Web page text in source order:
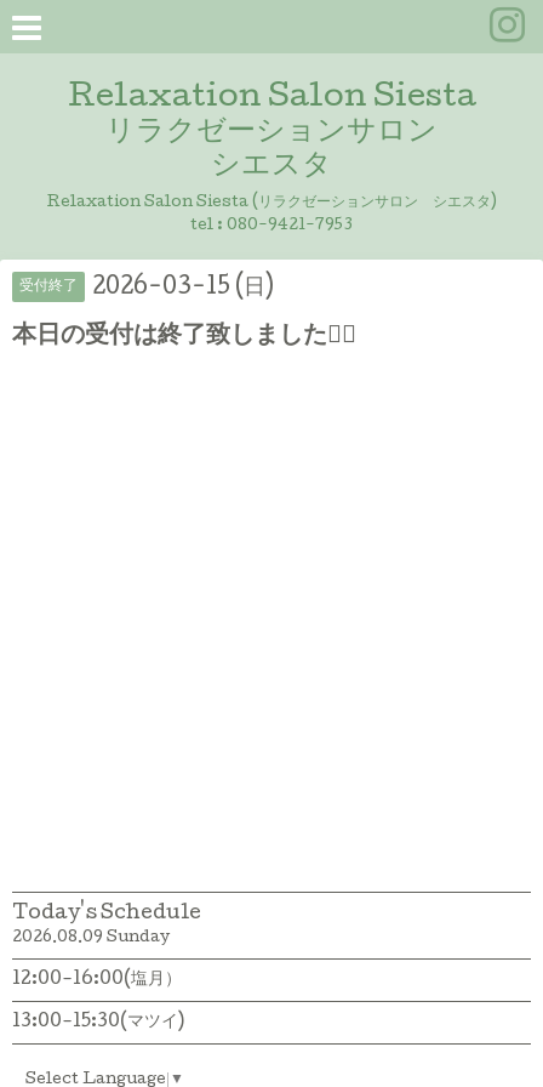
Relaxation Salon Siesta
リラクゼーションサロン
シエスタ
Relaxation Salon Siesta (リラクゼーションサロン シエスタ)
tel : 080-9421-7953
受付終了 2026-03-15 (日)
本日の受付は終了致しました🙇‍♀️
Today's Schedule
2026.08.09 Sunday
12:00-16:00(塩月）
13:00-15:30(マツイ)
Select Language ▼